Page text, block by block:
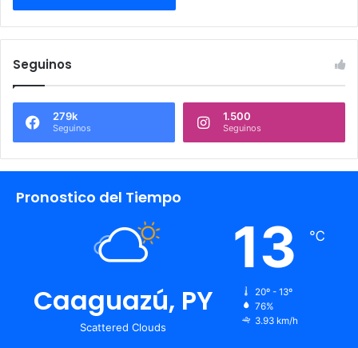
Seguinos
279k
Seguinos
1.500
Seguinos
Pronostico del Tiempo
Caaguazú, PY
Scattered Clouds
13 ℃
20º - 13º
76%
3.93 km/h